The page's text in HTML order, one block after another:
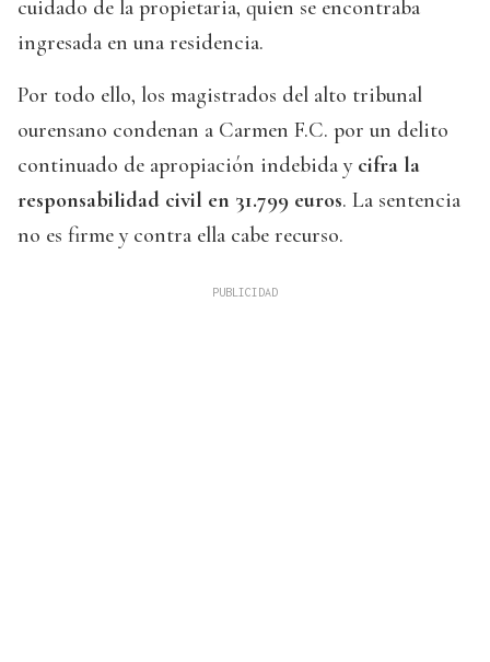
cuidado de la propietaria, quien se encontraba
ingresada en una residencia.
Por todo ello, los magistrados del alto tribunal
ourensano condenan a Carmen F.C. por un delito
continuado de apropiación indebida ycifra la
responsabilidad civil en 31.799 euros. La sentencia
no es firme y contra ella cabe recurso.